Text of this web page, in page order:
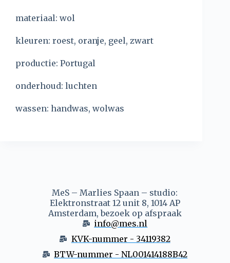
materiaal: wol
kleuren: roest, oranje, geel, zwart
productie: Portugal
onderhoud: luchten
wassen: handwas, wolwas
MeS – Marlies Spaan – studio:
Elektronstraat 12 unit 8, 1014 AP
Amsterdam, bezoek op afspraak
info@mes.nl
KVK-nummer - 34119382
BTW-nummer - NL001414188B42